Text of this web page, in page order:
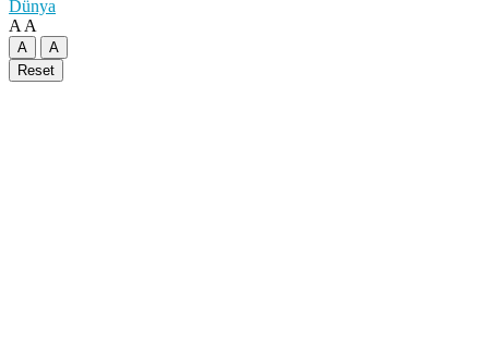
Dünya
A A
A
A
Reset